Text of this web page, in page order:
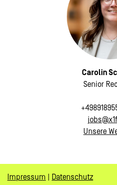
Carolin
Senior
Unsere
Impressum Datenschutz